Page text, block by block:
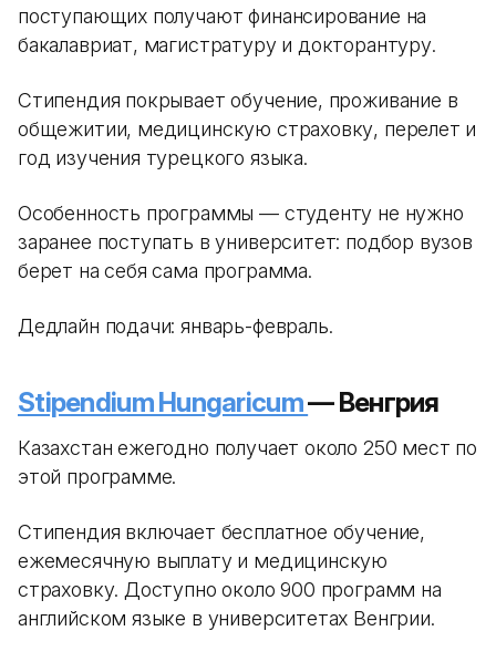
поступающих получают финансирование на
бакалавриат, магистратуру и докторантуру.
Стипендия покрывает обучение, проживание в
общежитии, медицинскую страховку, перелет и
год изучения турецкого языка.
Особенность программы — студенту не нужно
заранее поступать в университет: подбор вузов
берет на себя сама программа.
Дедлайн подачи: январь-февраль.
Stipendium Hungaricum— Венгрия
Казахстан ежегодно получает около 250 мест по
этой программе.
Стипендия включает бесплатное обучение,
ежемесячную выплату и медицинскую
страховку. Доступно около 900 программ на
английском языке в университетах Венгрии.